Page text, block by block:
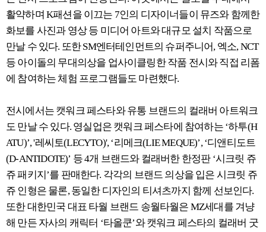
활약하며 K패션을 이끄는 7인의 디자이너들이 뮤즈와 함께한
화보를 사진과 영상 등 미디어 아트와 대규모 설치 작품으로
만날 수 있다. 또한 SM엔터테인먼트의 슈퍼주니어, 엑소, NCT
등 아이돌의 무대의상을 업사이클링한 작품 전시와 직접 리폼
에 참여하는 체험 프로그램들도 마련했다.
전시에서는 캣워크 페스타와 유통 브랜드의 컬래버 아트워크
도 만날 수 있다. 영실업은 캣워크 페스타에 참여하는 ‘하투(H
ATU)’, '레씨토(LECYTO)', ‘리메크(LIE MEQUE)’, ‘디앤티도트
(D-ANTIDOTE)’ 등 4개 브랜드와 컬래버한 한정판 ‘시크릿 쥬
쥬 패키지’를 판매한다. 각각의 브랜드 의상을 입은 시크릿 쥬
쥬 인형은 물론, 동일한 디자인의 티셔츠까지 함께 선보인다.
또한 대한민국 대표 타월 브랜드 송월타월은 MZ세대를 겨냥
해 만든 자사의 캐릭터 ‘타올쿤’와 캣워크 페스타의 컬래버 굿